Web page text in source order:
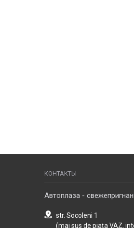
КОНТАКТЫ
Автоплаза -
str. Socoleni 1
(mai sus de piața VAZ,